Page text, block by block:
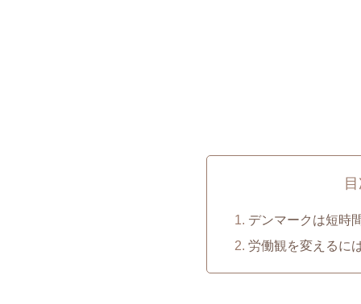
デンマークは短時
労働観を変えるに